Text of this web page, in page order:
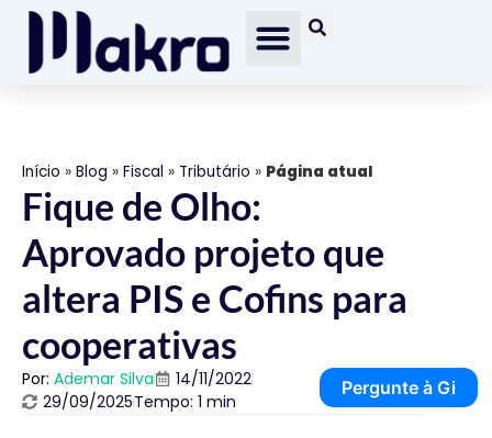
Início » Blog » Fiscal » Tributário » Página atual
Fique de Olho:
Aprovado projeto que
altera PIS e Cofins para
cooperativas
Por: Ademar Silva
14/11/2022
29/09/2025Tempo: 1 min
Pergunte à Gi